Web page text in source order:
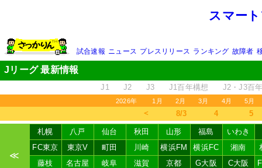
スマー
試合速報 ニュース プレスリリース ランキング 故障者
Jリーグ 最新情報
J1 J2 J3 J1百年構想 J2・J3百
2026年 1月 2月 3月 4月 5月
＜ 8/3 4 5
≪
札幌 八戸 仙台 秋田 山形 福島
いわき
FC東京
東京V 町田 川崎 横浜FM 横浜FC 湘南
藤枝
名古屋 岐阜 滋賀 京都 G大阪 C大阪